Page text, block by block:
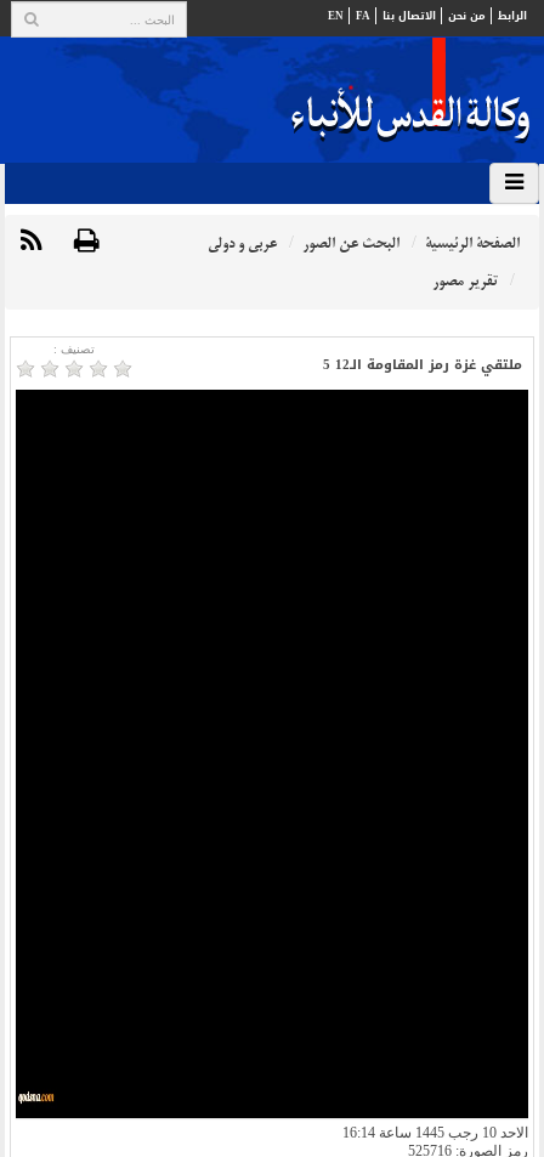
الرابط من نحن الاتصال بنا FA
EN
الصفحة الرئيسية البحث عن الصور
عربي و دولي
تقرير مصور
تصنیف :
ملتقي غزة رمز المقاومة الـ12‏ 5
الاحد 10 رجب 1445 ساعة 16:14
رمز الصورة: 525716